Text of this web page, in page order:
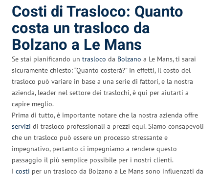
Costi di Trasloco: Quanto
costa un trasloco da
Bolzano a Le Mans
Se stai pianificando un trasloco da Bolzano a Le Mans, ti sarai
sicuramente chiesto: “Quanto costerà?” In effetti, il costo del
trasloco può variare in base a una serie di fattori, e la nostra
azienda, leader nel settore dei traslochi, è qui per aiutarti a
capire meglio.
Prima di tutto, è importante notare che la nostra azienda offre
servizi di trasloco professionali a prezzi equi. Siamo consapevoli
che un trasloco può essere un processo stressante e
impegnativo, pertanto ci impegniamo a rendere questo
passaggio il più semplice possibile per i nostri clienti.
I costi per un trasloco da Bolzano a Le Mans sono influenzati da